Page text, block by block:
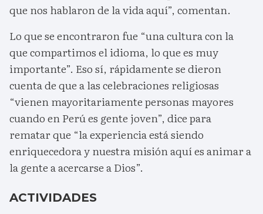
que nos hablaron de la vida aquí”, comentan.
Lo que se encontraron fue “una cultura con la
que compartimos el idioma, lo que es muy
importante”. Eso sí, rápidamente se dieron
cuenta de que a las celebraciones religiosas
“vienen mayoritariamente personas mayores
cuando en Perú es gente joven”, dice para
rematar que “la experiencia está siendo
enriquecedora y nuestra misión aquí es animar a
la gente a acercarse a Dios”.
ACTIVIDADES